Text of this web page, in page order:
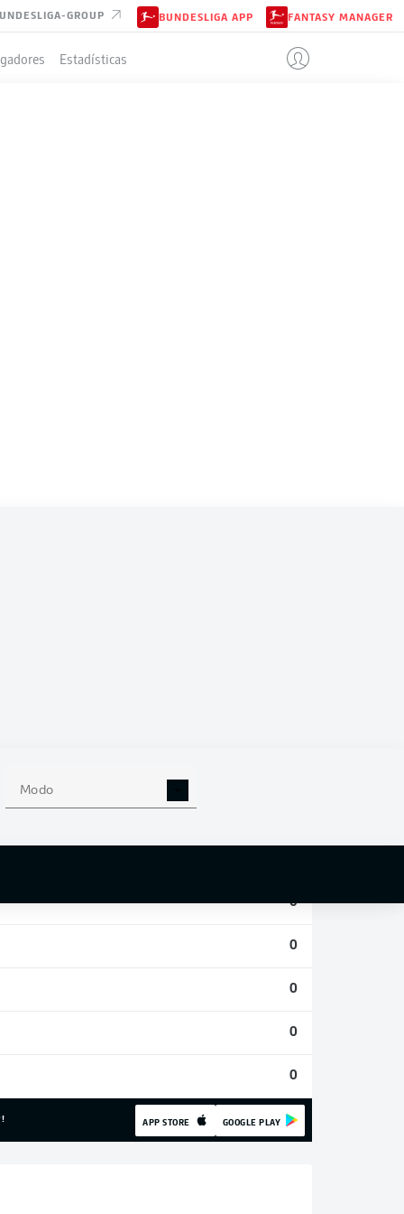
GROUP BUNDESLIGA APP FANTASY MANAGER
Estadísticas
Modo
0
0
0
0
0
APP STORE GOOGLE PLAY